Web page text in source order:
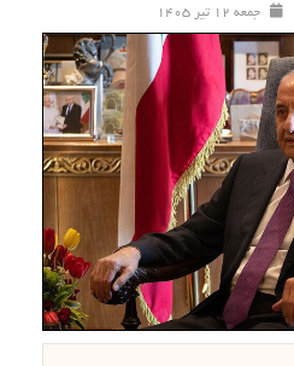
جمعه ۱۲ تير ۱۴۰۵